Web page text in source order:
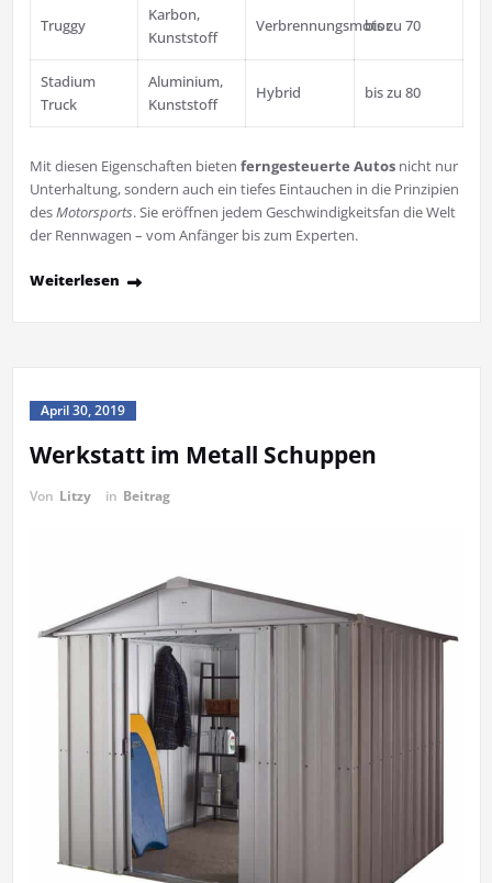
Truggy
Karbon,
Kunststoff
Verbrennungsmotorbis zu 70
Stadium
Truck
Aluminium,
Kunststoff
Hybrid bis zu 80
Mit diesen Eigenschaften bieten ferngesteuerte Autosnicht nur
Unterhaltung, sondern auch ein tiefes Eintauchen in die Prinzipien
desMotorsports. Sie eröffnen jedem Geschwindigkeitsfan die Welt
der Rennwagen – vom Anfänger bis zum Experten.
Weiterlesen
April 30, 2019
Werkstatt im Metall Schuppen
Von Litzy in Beitrag